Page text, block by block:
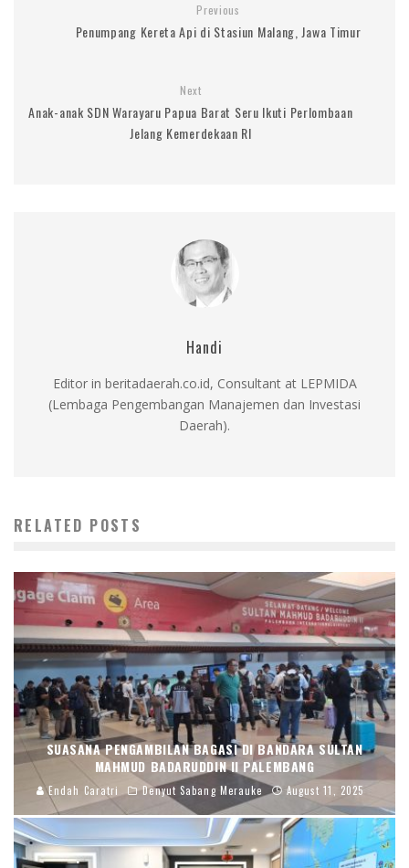
Previous
Penumpang Kereta Api di Stasiun Malang, Jawa Timur
Next
Anak-anak SDN Warayaru Papua Barat Seru Ikuti Perlombaan
Jelang Kemerdekaan RI
Handi
Editor in beritadaerah.co.id, Consultant at LEPMIDA
(Lembaga Pengembangan Manajemen dan Investasi
Daerah).
RELATED POSTS
SUASANA PENGAMBILAN BAGASI DI BANDARA SULTAN
MAHMUD BADARUDDIN II PALEMBANG
Endah Caratri Denyut Sabang Merauke August 11, 2025